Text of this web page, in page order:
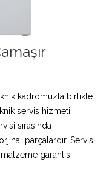
kadromuzla birlikte
servis hizmeti
sırasında
parçalardır. Servisi
garantisi